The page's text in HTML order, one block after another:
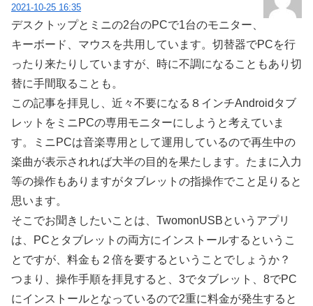
2021-10-25 16:35
デスクトップとミニの2台のPCで1台のモニター、
キーボード、マウスを共用しています。切替器でPCを行
ったり来たりしていますが、時に不調になることもあり切
替に手間取ることも。
この記事を拝見し、近々不要になる８インチAndroidタブ
レットをミニPCの専用モニターにしようと考えていま
す。ミニPCは音楽専用として運用しているので再生中の
楽曲が表示されれば大半の目的を果たします。たまに入力
等の操作もありますがタブレットの指操作でこと足りると
思います。
そこでお聞きしたいことは、TwomonUSBというアプリ
は、PCとタブレットの両方にインストールするというこ
とですが、料金も２倍を要するということでしょうか？
つまり、操作手順を拝見すると、3でタブレット、8でPC
にインストールとなっているので2重に料金が発生すると